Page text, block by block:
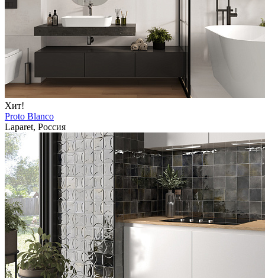
Хит!
Proto Blanco
Laparet, Россия